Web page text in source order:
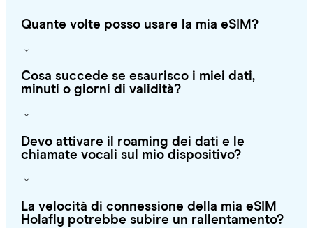
Quante volte posso usare la mia eSIM?
Cosa succede se esaurisco i miei dati,
minuti o giorni di validità?
Devo attivare il roaming dei dati e le
chiamate vocali sul mio dispositivo?
La velocità di connessione della mia eSIM
Holafly potrebbe subire un rallentamento?